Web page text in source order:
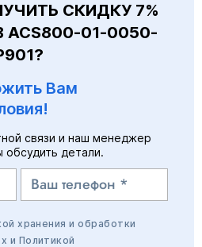
СКИДКУ 7%
01-0050-
Вам
связи и наш менеджер
детали.
хранения и обработки
и Политикой